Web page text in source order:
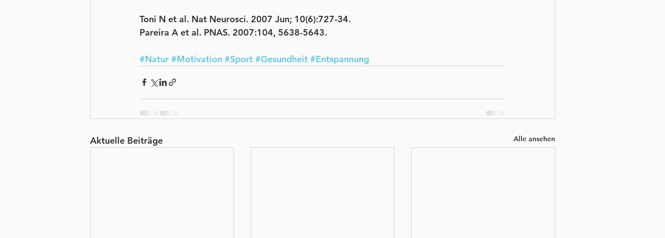
Toni N et al. Nat Neurosci. 2007 Jun; 10(6):727-34.
Pareira A et al. PNAS. 2007:104, 5638-5643.
#Natur #Motivation #Sport #Gesundheit #Entspannung
Aktuelle Beiträge Alle ansehen